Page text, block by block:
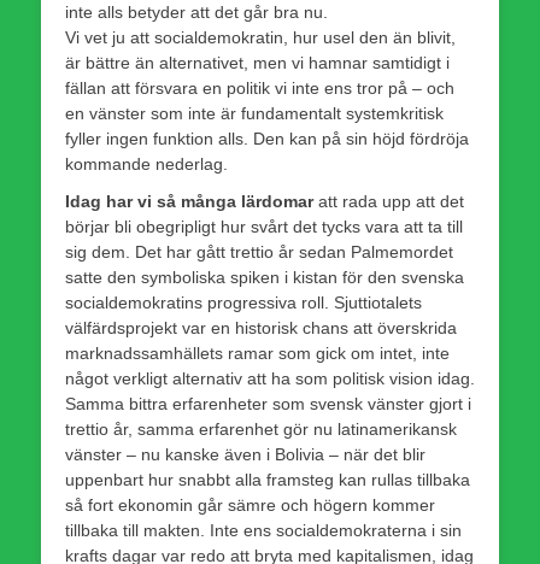
inte alls betyder att det går bra nu.
Vi vet ju att socialdemokratin, hur usel den än blivit,
är bättre än alternativet, men vi hamnar samtidigt i
fällan att försvara en politik vi inte ens tror på – och
en vänster som inte är fundamentalt systemkritisk
fyller ingen funktion alls. Den kan på sin höjd fördröja
kommande nederlag.
Idag har vi så många lärdomaratt rada upp att det
börjar bli obegripligt hur svårt det tycks vara att ta till
sig dem. Det har gått trettio år sedan Palme­mordet
satte den symboliska spiken i kistan för den svenska
socialdemokratins progressiva roll. Sjuttiotalets
välfärdsprojekt var en historisk chans att överskrida
marknadssamhällets ramar som gick om intet, inte
något verkligt alternativ att ha som politisk vision idag.
Samma bittra erfarenheter som svensk vänster gjort i
trettio år, samma erfarenhet gör nu latinamerikansk
vänster – nu kanske även i Bolivia – när det blir
uppenbart hur snabbt alla framsteg kan rullas tillbaka
så fort ekonomin går sämre och högern kommer
tillbaka till makten. Inte ens socialdemokraterna i sin
krafts dagar var redo att bryta med kapitalismen, idag